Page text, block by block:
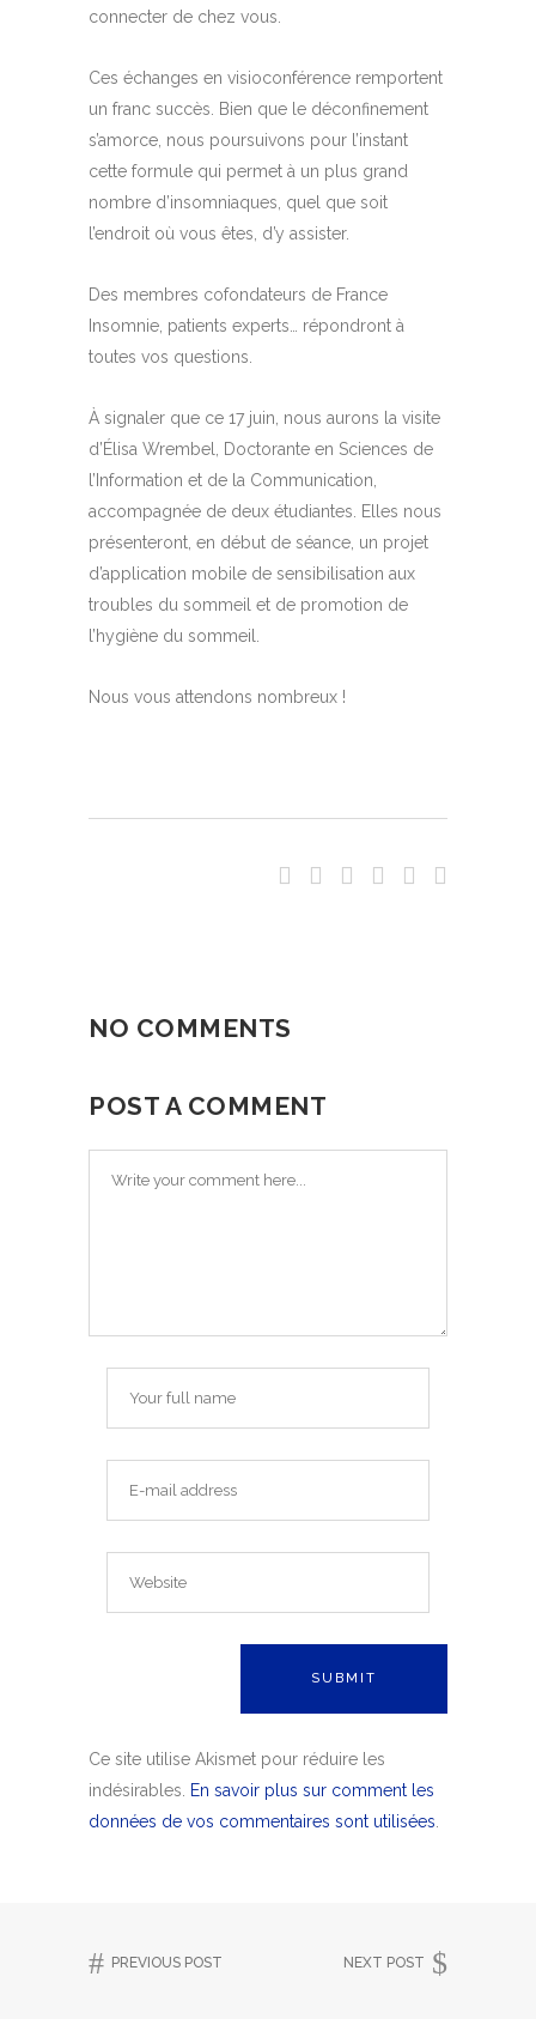
connecter de chez vous.
Ces échanges en visioconférence remportent
un franc succès. Bien que le déconfinement
s’amorce, nous poursuivons pour l’instant
cette formule qui permet à un plus grand
nombre d’insomniaques, quel que soit
l’endroit où vous êtes, d’y assister.
Des membres cofondateurs de France
Insomnie, patients experts… répondront à
toutes vos questions.
À signaler que ce 17 juin, nous aurons la visite
d’Élisa Wrembel, Doctorante en Sciences de
l’Information et de la Communication,
accompagnée de deux étudiantes. Elles nous
présenteront, en début de séance, un projet
d’application mobile de sensibilisation aux
troubles du sommeil et de promotion de
l’hygiène du sommeil.
Nous vous attendons nombreux !
NO COMMENTS
POST A COMMENT
Ce site utilise Akismet pour réduire les
indésirables. En savoir plus sur comment les
données de vos commentaires sont utilisées.
PREVIOUS POST NEXT POST